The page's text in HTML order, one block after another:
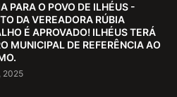
PARA O POVO DE ILHÉUS -
DA VEREADORA RÚBIA
É APROVADO! ILHÉUS TERÁ
MUNICIPAL DE REFERÊNCIA AO
2025